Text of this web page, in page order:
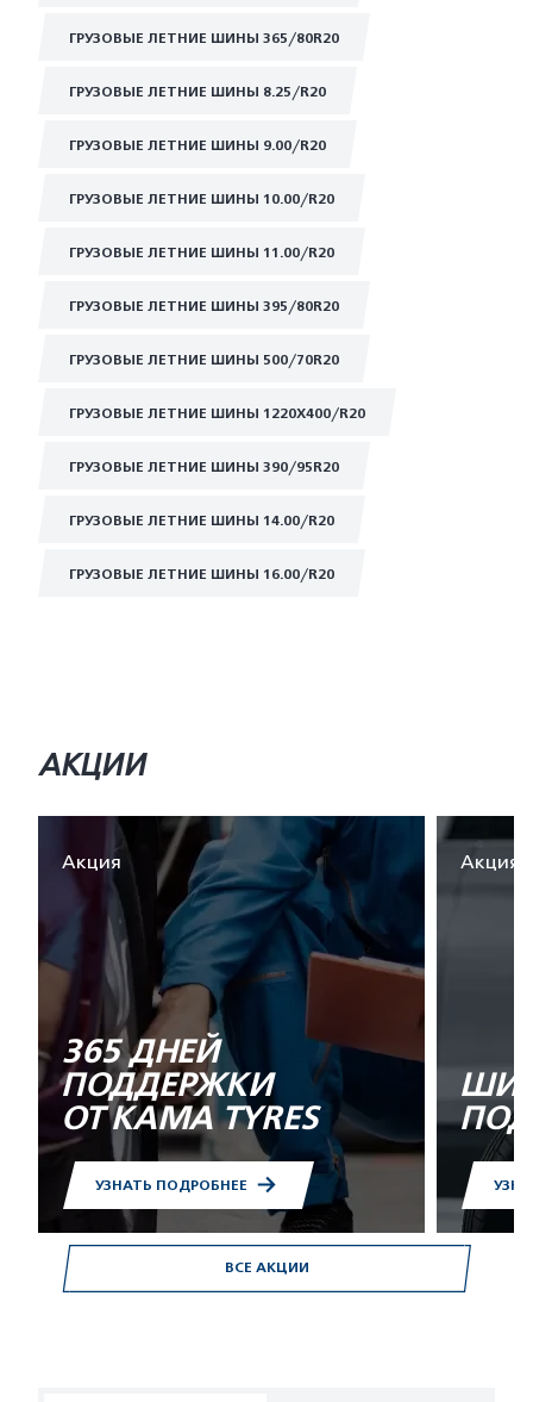
ГРУЗОВЫЕ ЛЕТНИЕ ШИНЫ 365/80R20
ГРУЗОВЫЕ ЛЕТНИЕ ШИНЫ 8.25/R20
ГРУЗОВЫЕ ЛЕТНИЕ ШИНЫ 9.00/R20
ГРУЗОВЫЕ ЛЕТНИЕ ШИНЫ 10.00/R20
ГРУЗОВЫЕ ЛЕТНИЕ ШИНЫ 11.00/R20
ГРУЗОВЫЕ ЛЕТНИЕ ШИНЫ 395/80R20
ГРУЗОВЫЕ ЛЕТНИЕ ШИНЫ 500/70R20
ГРУЗОВЫЕ ЛЕТНИЕ ШИНЫ 1220Х400/R20
ГРУЗОВЫЕ ЛЕТНИЕ ШИНЫ 390/95R20
ГРУЗОВЫЕ ЛЕТНИЕ ШИНЫ 14.00/R20
ГРУЗОВЫЕ ЛЕТНИЕ ШИНЫ 16.00/R20
ВСЕ АКЦИИ
АКЦИИ
Акция
365 ДНЕЙ
ПОДДЕРЖКИ
ОТ KAMA TYRES
УЗНАТЬ ПОДРОБНЕЕ
Акция